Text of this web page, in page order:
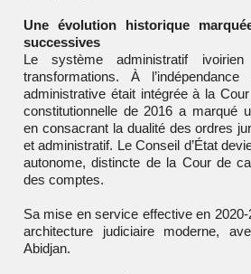
Une évolution historique
successives
Le système administratif
transformations. À
administrative était intégrée à la
constitutionnelle de 2016 a marqué
en consacrant la dualité des ordres
et administratif. Le Conseil d’État
autonome, distincte de la Cour de
des comptes.
Sa mise en service effective en
architecture judiciaire moderne,
Abidjan.